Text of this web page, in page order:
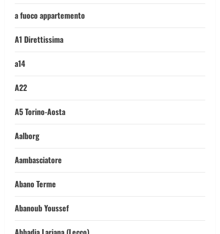
a fuoco appartemento
A1 Direttissima
a14
A22
A5 Torino-Aosta
Aalborg
Aambasciatore
Abano Terme
Abanoub Youssef